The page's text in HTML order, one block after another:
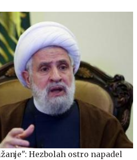
Hezbolah ostro napadel